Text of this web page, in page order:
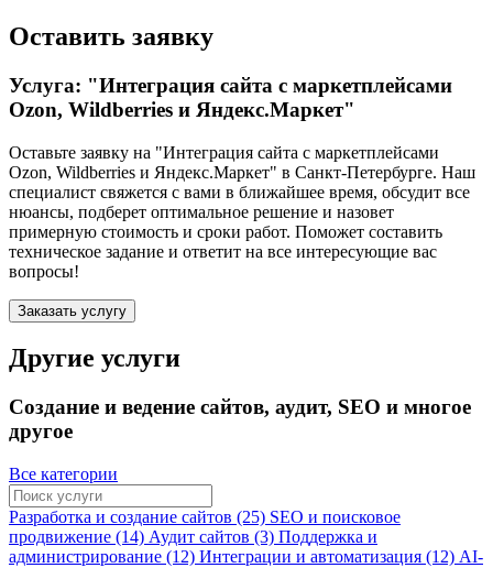
Оставить заявку
Услуга: "Интеграция сайта с маркетплейсами
Ozon, Wildberries и Яндекс.Маркет"
Оставьте заявку на "Интеграция сайта с маркетплейсами
Ozon, Wildberries и Яндекс.Маркет" в Санкт-Петербурге. Наш
специалист свяжется с вами в ближайшее время, обсудит все
нюансы, подберет оптимальное решение и назовет
примерную стоимость и сроки работ. Поможет составить
техническое задание и ответит на все интересующие вас
вопросы!
Заказать услугу
Другие услуги
Создание и ведение сайтов, аудит, SEO и многое
другое
Все категории
Разработка и создание сайтов (25) SEO и поисковое
продвижение (14) Аудит сайтов (3) Поддержка и
администрирование (12) Интеграции и автоматизация (12) AI-